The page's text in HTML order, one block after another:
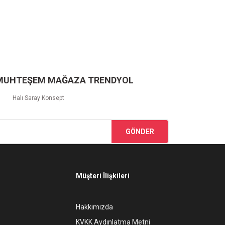
MAĞAZA TRENDYOL
Halı Saray Konsept
GÖNDER
Müşteri İlişkileri
Hakkımızda
KVKK Aydınlatma Metni